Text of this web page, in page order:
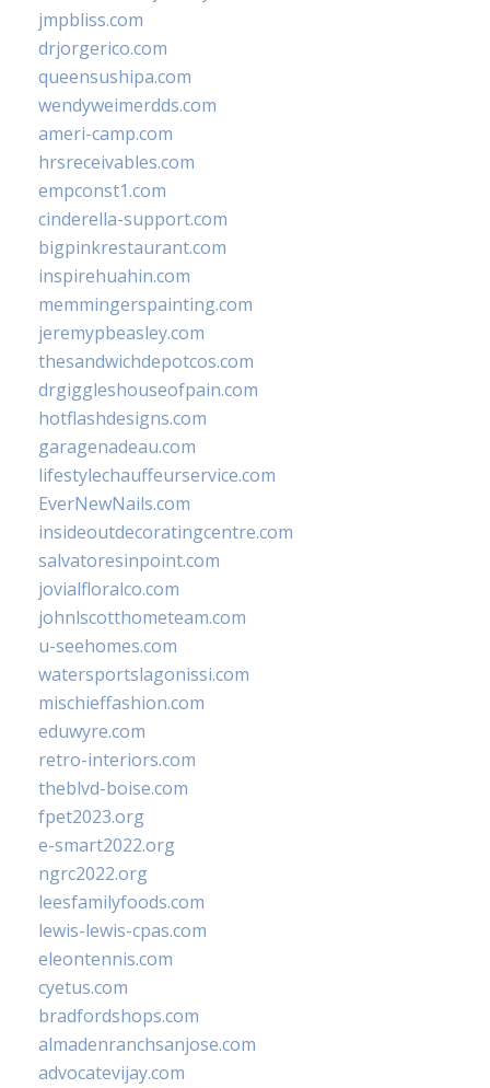
jmpbliss.com
drjorgerico.com
queensushipa.com
wendyweimerdds.com
ameri-camp.com
hrsreceivables.com
empconst1.com
cinderella-support.com
bigpinkrestaurant.com
inspirehuahin.com
memmingerspainting.com
jeremypbeasley.com
thesandwichdepotcos.com
drgiggleshouseofpain.com
hotflashdesigns.com
garagenadeau.com
lifestylechauffeurservice.com
EverNewNails.com
insideoutdecoratingcentre.com
salvatoresinpoint.com
jovialfloralco.com
johnlscotthometeam.com
u-seehomes.com
watersportslagonissi.com
mischieffashion.com
eduwyre.com
retro-interiors.com
theblvd-boise.com
fpet2023.org
e-smart2022.org
ngrc2022.org
leesfamilyfoods.com
lewis-lewis-cpas.com
eleontennis.com
cyetus.com
bradfordshops.com
almadenranchsanjose.com
advocatevijay.com